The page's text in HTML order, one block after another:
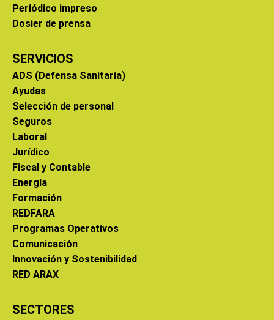
Periódico impreso
Dosier de prensa
SERVICIOS
ADS (Defensa Sanitaria)
Ayudas
Selección de personal
Seguros
Laboral
Jurídico
Fiscal y Contable
Energía
Formación
REDFARA
Programas Operativos
Comunicación
Innovación y Sostenibilidad
RED ARAX
SECTORES